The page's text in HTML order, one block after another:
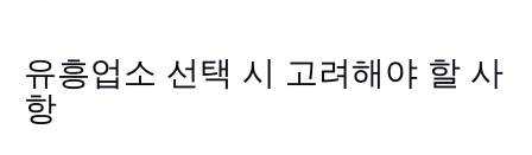
유흥업소 선택 시 고려해야 할 사
항